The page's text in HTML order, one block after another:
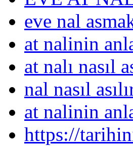
eve nal
at nalinin
at nalı nasıl
nal nasıl
at nalinin
https://